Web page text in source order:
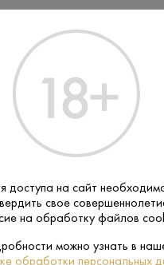
Казанского ЛВЗ,
Объем:
доступа на сайт
свое
на обработку файлов
можно узнать в
обработки персональных